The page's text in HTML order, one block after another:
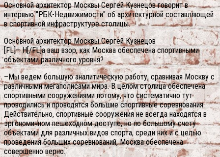
Основной архитектор Москвы Сергей Кузнецов говорит в
интервью "РБК-Недвижимости" об архитектурной составляющей
в спортивной инфраструктуре столицы.
Основной архитектор Москвы Сергей Кузнецов
[FL]– Н[/FL]а ваш взор, как Москва обеспечена спортивными
объектами различного уровня?
–Мы ведем большую аналитическую работу, сравнивая Москву с
различными мегаполисами мира. В целом столица обеспечена
спортивными сооружениями потому, что систематично тут
проводились и проводятся большие спортивные соревнования.
Действительно, спортивные сооружения не всегда находятся в
эргономичном пешеходном доступе, но по большому счету
объектами для различных видов спорта, среди них и с целью
проведения больших соревнований, Москва обеспечена
совершенно верно.